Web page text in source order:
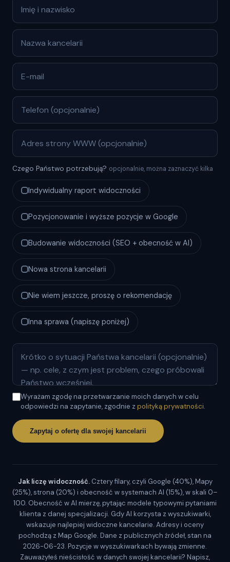
Czego Państwo potrzebują? opcjonalnie, można zaznaczyć kilka
Indywidualny raport widoczności
Pozycjonowanie i wyższe pozycje w Google
Budowanie widoczności (SEO + obecność w AI)
Nowa strona kancelarii
Nie wiem jeszcze, proszę o rekomendację
Inna sprawa (napiszę poniżej)
Wyrażam zgodę na przetwarzanie moich danych w celu
odpowiedzi na zapytanie, zgodnie z polityką prywatności.
Zapytaj o ofertę dla swojej kancelarii
Jak liczę widoczność.Cztery filary, czyli Google (40%), Mapy
(25%), strona (20%) i obecność w systemach AI (15%), w skali 0–
100. Obecność w AI mierzę, pytając modele typowymi pytaniami
klienta z danej specjalizacji. Gdy AI korzysta z wyszukiwarki,
wskazuje najlepiej widoczne kancelarie. Adresy i oceny
pochodzą z Map Google. Dane z publicznych źródeł, stan na
2026-06-23. Pozycje w wyszukiwarkach bywają zmienne.
Zauważyłeś nieścisłość w danych swojej kancelarii? Napisz,